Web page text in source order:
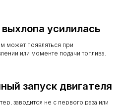
усилилась
может появляться при
или моменте подачи топлива.
запуск двигателя
заводится не с первого раза или